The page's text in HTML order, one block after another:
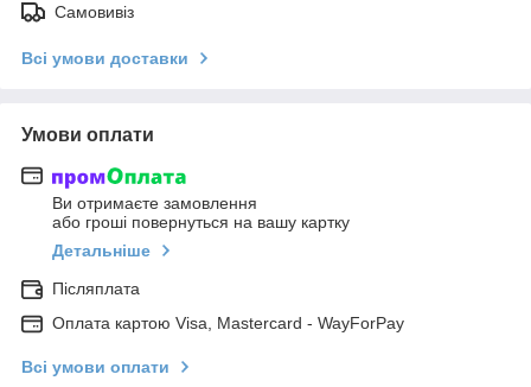
Самовивіз
Всі умови доставки
Умови оплати
Ви отримаєте замовлення
або гроші повернуться на вашу картку
Детальніше
Післяплата
Оплата картою Visa, Mastercard - WayForPay
Всі умови оплати